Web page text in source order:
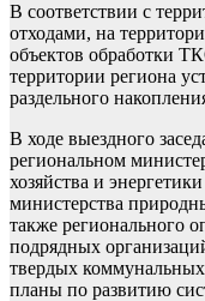
В соответствии с
отходами, на
объектов обработки
территории региона
раздельного
В ходе выездного
региональном
хозяйства и
министерства
также регионального
подрядных
твердых коммунальных
планы по развитию